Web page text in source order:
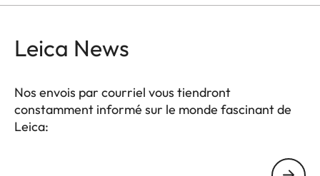
Leica News
Nos envois par courriel vous tiendront
constamment informé sur le monde fascinant de
Leica: